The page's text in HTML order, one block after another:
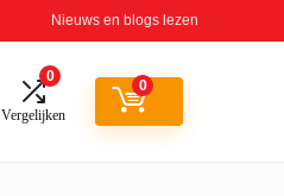
Nieuws en blogs lezen
0
Vergelijken
0